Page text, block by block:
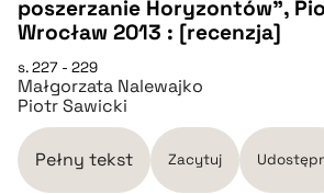
pobierz cytat
CZYSTY TEKST
pobierz cytat
BIBTEX
poszerzanie Horyzontów",
Wrocław 2013 : [recenzja]
s. 227 - 229
Małgorzata Nalewajko
Piotr Sawicki
Pełny tekst Zacytuj